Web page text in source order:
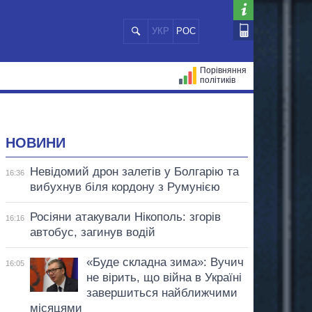
УКР РОС
Порівняння
політиків
НОВИНИ
16:36
Невідомий дрон залетів у Болгарію та
вибухнув біля кордону з Румунією
16:16
Росіяни атакували Нікополь: згорів
автобус, загинув водій
16:05
«Буде складна зима»: Вучич
не вірить, що війна в Україні
завершиться найближчими
місяцями